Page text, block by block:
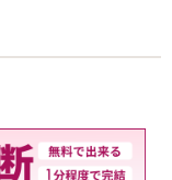
対応